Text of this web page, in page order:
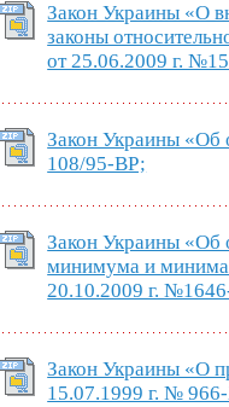
Закон Украины «О
законы
от 25.06.2009 г.
Закон Украины «Об
108/95-ВР;
Закон Украины «Об
минимума и
20.10.2009 г.
Закон Украины «О
15.07.1999 г. №